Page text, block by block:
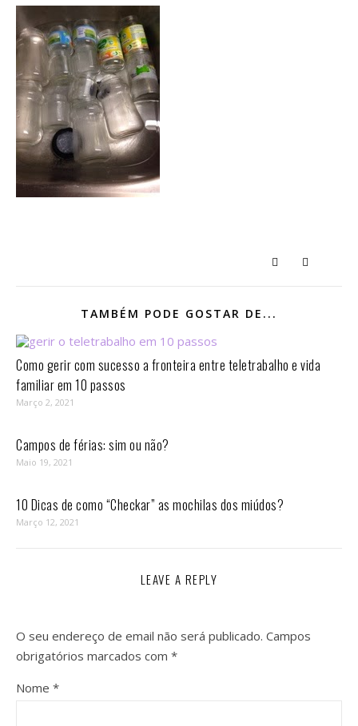
TAMBÉM PODE GOSTAR DE...
Como gerir com sucesso a fronteira entre teletrabalho e vida
familiar em 10 passos⁣
Março 2, 2021
Campos de férias: sim ou não?
Maio 19, 2021
10 Dicas de como “Checkar” as mochilas dos miúdos?
Março 12, 2021
LEAVE A REPLY
O seu endereço de email não será publicado. Campos
obrigatórios marcados com *
Nome *